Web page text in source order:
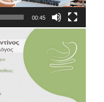
00:45